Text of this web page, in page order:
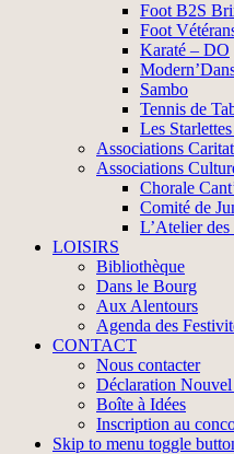
Foot B2S
Foot
Karaté – DO
Sambo
Tennis de
Les
Associations
Associations
Chorale
Comité de
L’Atelier
LOISIRS
Bibliothèque
Dans le Bourg
Aux Alentours
Agenda des
CONTACT
Nous contacter
Déclaration
Boîte à Idées
Inscription au
Skip to menu toggle